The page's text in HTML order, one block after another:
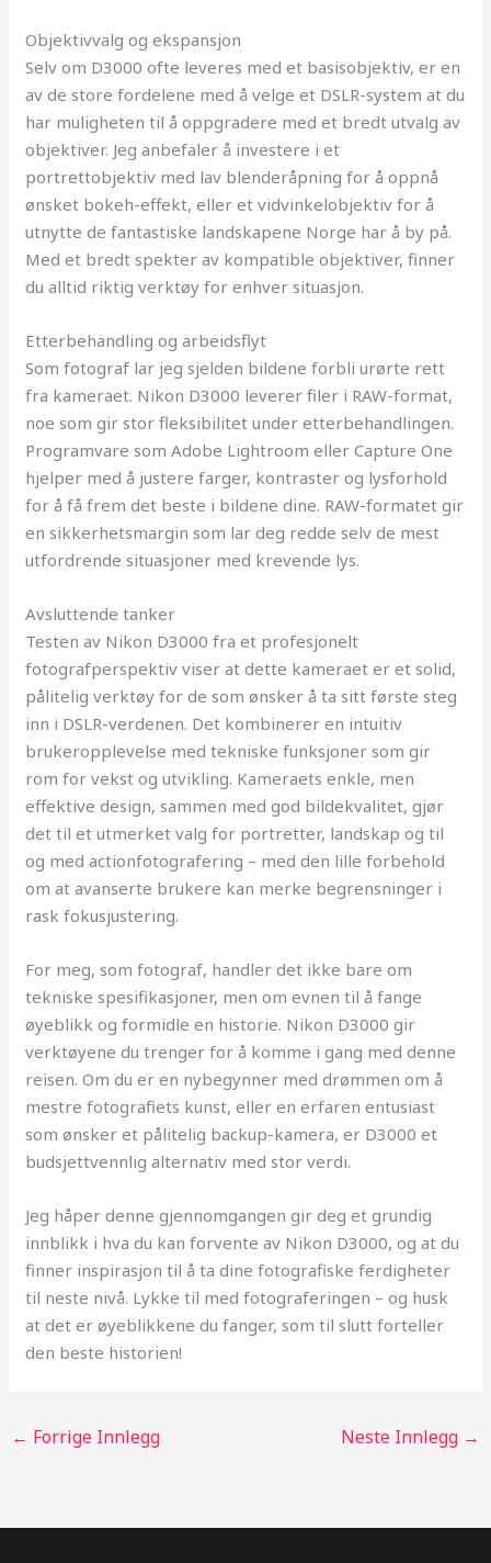
Objektivvalg og ekspansjon
Selv om D3000 ofte leveres med et basisobjektiv, er en
av de store fordelene med å velge et DSLR-system at du
har muligheten til å oppgradere med et bredt utvalg av
objektiver. Jeg anbefaler å investere i et
portrettobjektiv med lav blenderåpning for å oppnå
ønsket bokeh-effekt, eller et vidvinkelobjektiv for å
utnytte de fantastiske landskapene Norge har å by på.
Med et bredt spekter av kompatible objektiver, finner
du alltid riktig verktøy for enhver situasjon.
Etterbehandling og arbeidsflyt
Som fotograf lar jeg sjelden bildene forbli urørte rett
fra kameraet. Nikon D3000 leverer filer i RAW-format,
noe som gir stor fleksibilitet under etterbehandlingen.
Programvare som Adobe Lightroom eller Capture One
hjelper med å justere farger, kontraster og lysforhold
for å få frem det beste i bildene dine. RAW-formatet gir
en sikkerhetsmargin som lar deg redde selv de mest
utfordrende situasjoner med krevende lys.
Avsluttende tanker
Testen av Nikon D3000 fra et profesjonelt
fotografperspektiv viser at dette kameraet er et solid,
pålitelig verktøy for de som ønsker å ta sitt første steg
inn i DSLR-verdenen. Det kombinerer en intuitiv
brukeropplevelse med tekniske funksjoner som gir
rom for vekst og utvikling. Kameraets enkle, men
effektive design, sammen med god bildekvalitet, gjør
det til et utmerket valg for portretter, landskap og til
og med actionfotografering – med den lille forbehold
om at avanserte brukere kan merke begrensninger i
rask fokusjustering.
For meg, som fotograf, handler det ikke bare om
tekniske spesifikasjoner, men om evnen til å fange
øyeblikk og formidle en historie. Nikon D3000 gir
verktøyene du trenger for å komme i gang med denne
reisen. Om du er en nybegynner med drømmen om å
mestre fotografiets kunst, eller en erfaren entusiast
som ønsker et pålitelig backup-kamera, er D3000 et
budsjettvennlig alternativ med stor verdi.
Jeg håper denne gjennomgangen gir deg et grundig
innblikk i hva du kan forvente av Nikon D3000, og at du
finner inspirasjon til å ta dine fotografiske ferdigheter
til neste nivå. Lykke til med fotograferingen – og husk
at det er øyeblikkene du fanger, som til slutt forteller
den beste historien!
← Forrige Innlegg Neste Innlegg →